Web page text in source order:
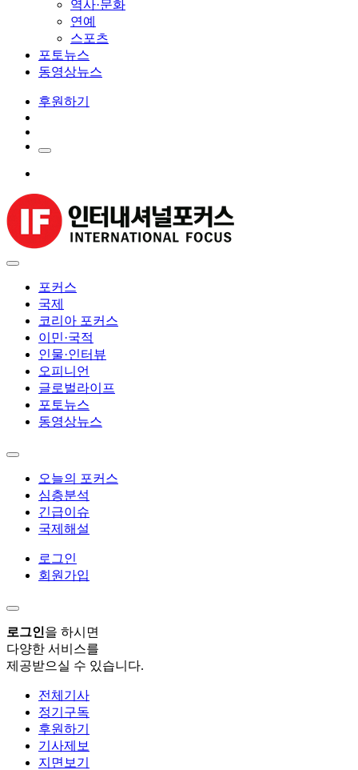
역사·문화
연예
스포츠
포토뉴스
동영상뉴스
후원하기
포커스
국제
코리아 포커스
이민·국적
인물·인터뷰
오피니언
글로벌라이프
포토뉴스
동영상뉴스
오늘의 포커스
심층분석
긴급이슈
국제해설
로그인
회원가입
로그인을 하시면
다양한 서비스를
제공받으실 수 있습니다.
전체기사
정기구독
후원하기
기사제보
지면보기